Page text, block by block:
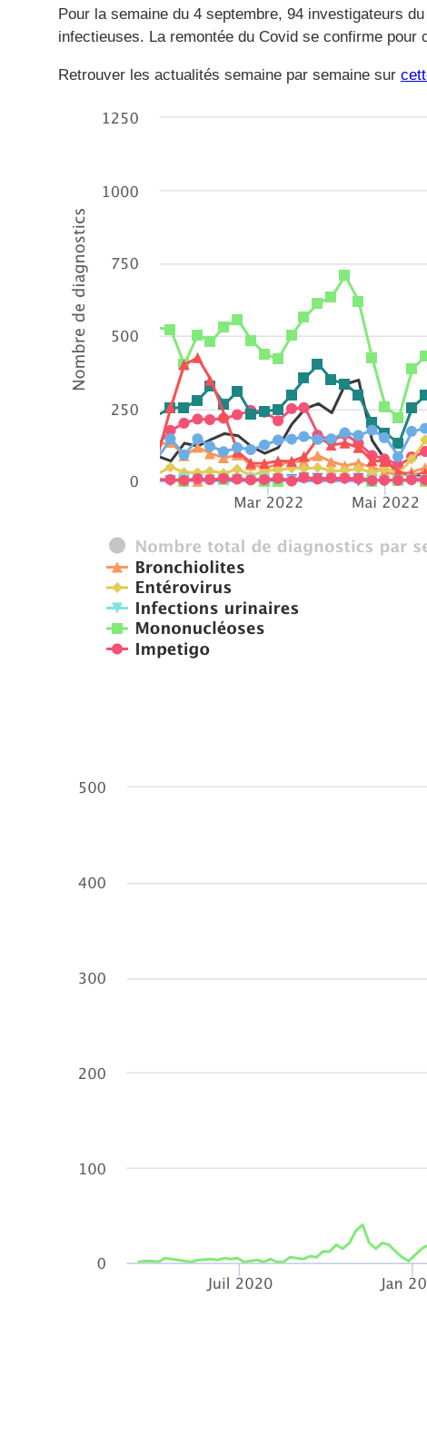
Pour la semaine du 4 septembre, 94 investigateurs
infectieuses. La remontée du Covid se confirme
Retrouver les actualités semaine par semaine sur